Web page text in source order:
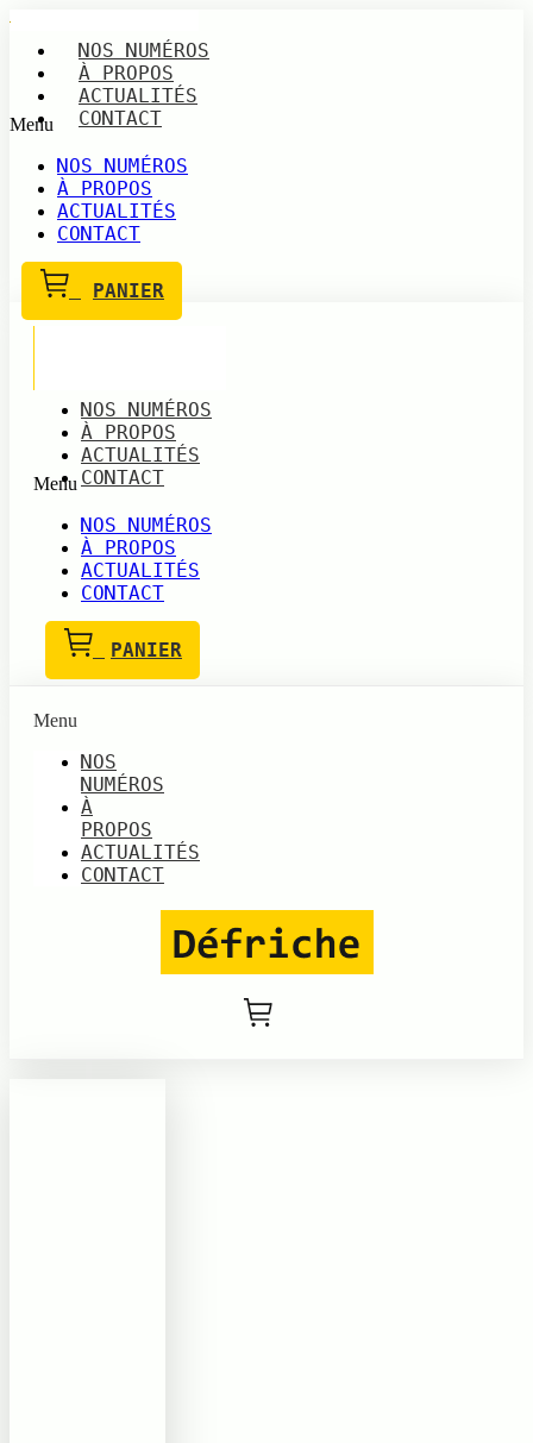
Aller
contenu
NOS NUMÉROS
À PROPOS
ACTUALITÉS
CONTACT
Menu
NOS NUMÉROS
À PROPOS
ACTUALITÉS
CONTACT
PANIER
NOS NUMÉROS
À PROPOS
ACTUALITÉS
CONTACT
Menu
NOS NUMÉROS
À PROPOS
ACTUALITÉS
CONTACT
PANIER
Menu
NOS
NUMÉROS
À
PROPOS
ACTUALITÉS
CONTACT